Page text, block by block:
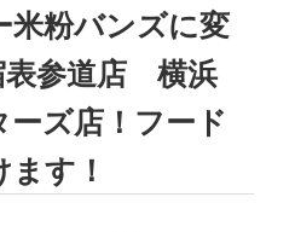
ット!」
にて、TEDD
表参道店の「ギ
年夏号」にて、TE
米粉バンズに変
表参道店 横浜
ズ店！フード
す！